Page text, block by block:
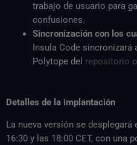
trabajo de usuario para
confusiones.
Sincronización con los
Insula Code sincronizará
Polytope del repositorio
Detalles de la implantación
La nueva versión se
16:30 y las 18:00 CET, con una